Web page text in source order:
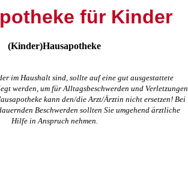
für Kinder
(Kinder)Hausapotheke
im Haushalt sind, sollte auf eine gut ausgestattete
werden, um für Alltagsbeschwerden und Verletzungen
kann den/die Arzt/Ärztin nicht ersetzen! Bei
Beschwerden sollten Sie umgehend ärztliche
Hilfe in Anspruch nehmen.